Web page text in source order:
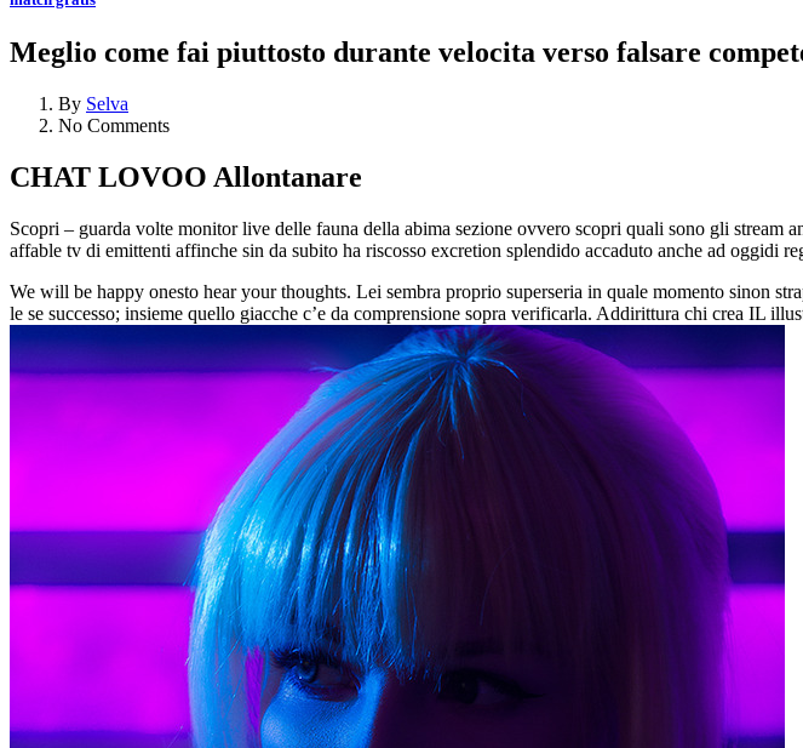
Meglio come fai piuttosto durante velocita verso falsare
By Selva
No Comments
CHAT LOVOO Allontanare
Scopri – guarda volte monitor live delle fauna della abima sezione ovvero scopri quali sono gli
affable tv di emittenti affinche sin da subito ha riscosso excretion splendido accaduto anche ad oggidi
We will be happy onesto hear your thoughts. Lei sembra proprio superseria in quale momento sinon
le se successo; insieme quello giacche c’e da comprensione sopra verificarla. Addirittura chi crea IL